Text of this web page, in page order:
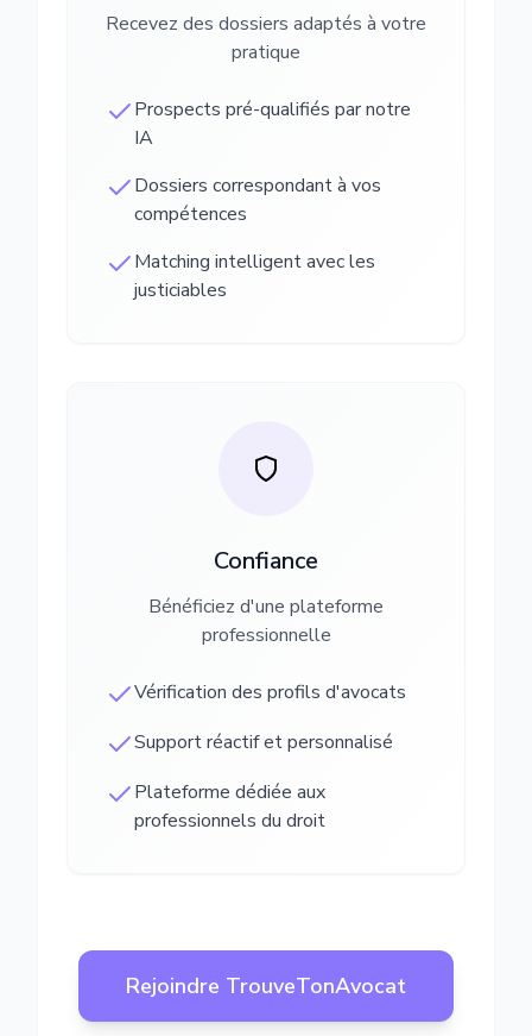
Recevez des dossiers adaptés à votre
pratique
Prospects pré-qualifiés par notre
IA
Dossiers correspondant à vos
compétences
Matching intelligent avec les
justiciables
Confiance
Bénéficiez d'une plateforme
professionnelle
Vérification des profils d'avocats
Support réactif et personnalisé
Plateforme dédiée aux
professionnels du droit
Rejoindre TrouveTonAvocat